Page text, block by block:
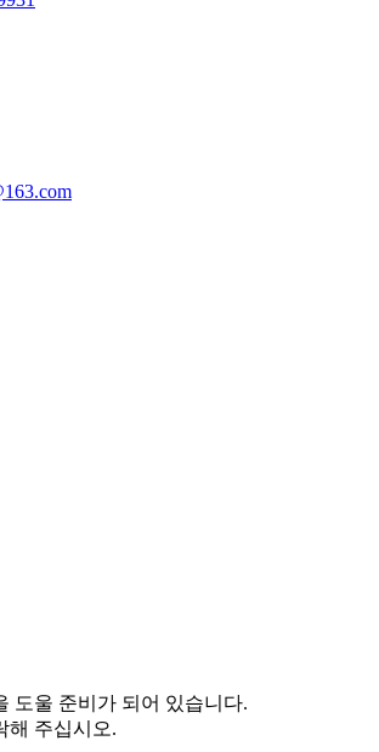
도울 준비가 되어 있습니다.
해 주십시오.